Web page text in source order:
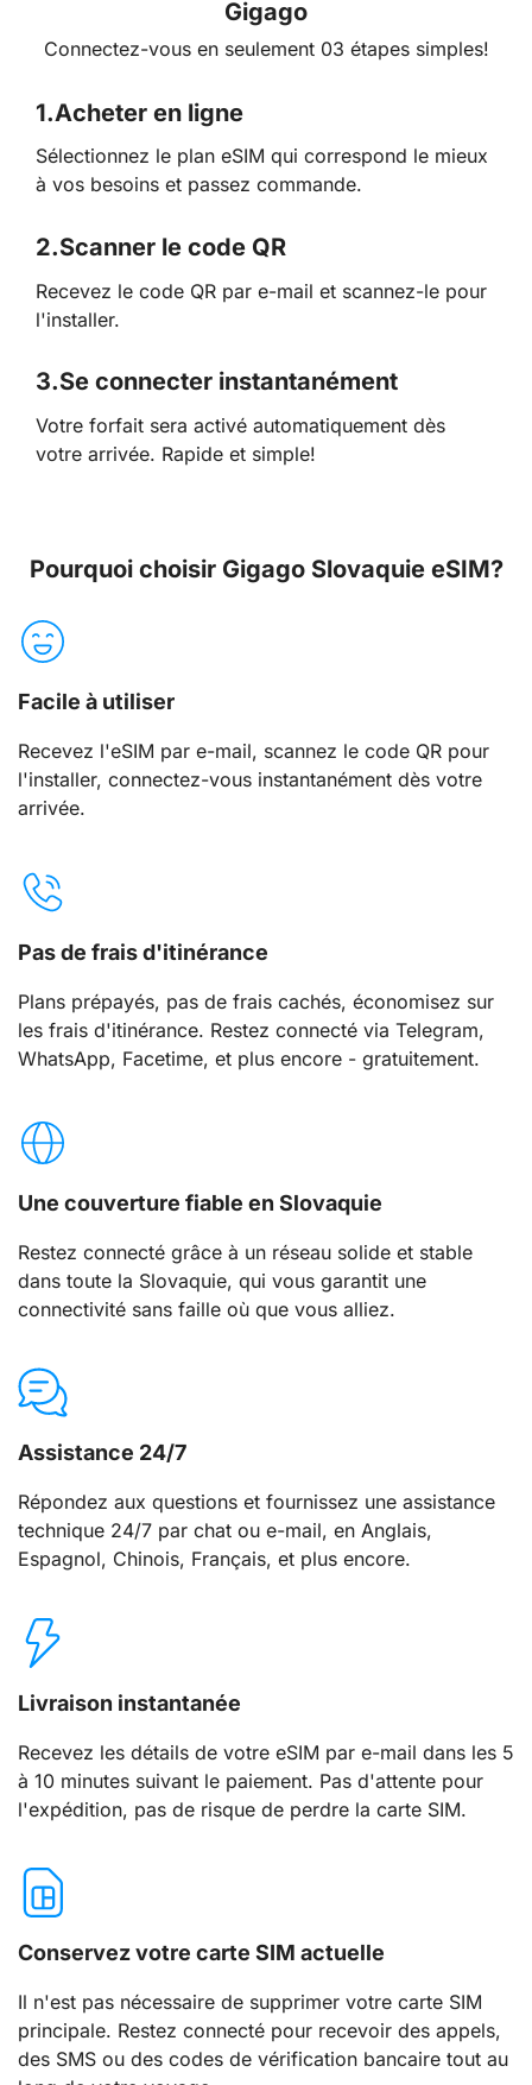
Gigago
Connectez-vous en seulement 03 étapes simples!
1.Acheter en ligne
Sélectionnez le plan eSIM qui correspond le mieux
à vos besoins et passez commande.
2.Scanner le code QR
Recevez le code QR par e-mail et scannez-le pour
l'installer.
3.Se connecter instantanément
Votre forfait sera activé automatiquement dès
votre arrivée. Rapide et simple!
Pourquoi choisir Gigago Slovaquie eSIM?
Facile à utiliser
Recevez l'eSIM par e-mail, scannez le code QR pour
l'installer, connectez-vous instantanément dès votre
arrivée.
Pas de frais d'itinérance
Plans prépayés, pas de frais cachés, économisez sur
les frais d'itinérance. Restez connecté via Telegram,
WhatsApp, Facetime, et plus encore - gratuitement.
Une couverture fiable en Slovaquie
Restez connecté grâce à un réseau solide et stable
dans toute la Slovaquie, qui vous garantit une
connectivité sans faille où que vous alliez.
Assistance 24/7
Répondez aux questions et fournissez une assistance
technique 24/7 par chat ou e-mail, en Anglais,
Espagnol, Chinois, Français, et plus encore.
Livraison instantanée
Recevez les détails de votre eSIM par e-mail dans les 5
à 10 minutes suivant le paiement. Pas d'attente pour
l'expédition, pas de risque de perdre la carte SIM.
Conservez votre carte SIM actuelle
Il n'est pas nécessaire de supprimer votre carte SIM
principale. Restez connecté pour recevoir des appels,
des SMS ou des codes de vérification bancaire tout au